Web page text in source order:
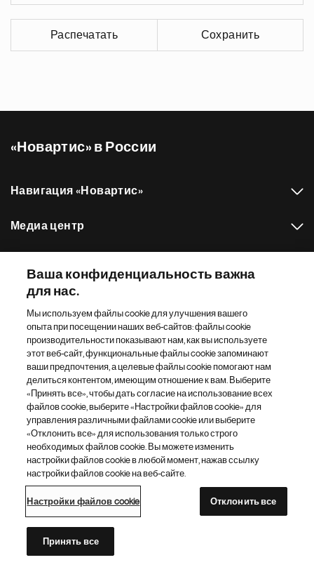
Распечатать Сохранить
«Новартис» в России
Навигация «Новартис»
Медиа центр
Другие сайты «Новартис»
Footer Site Search
Footer
Bottom
© 2026 Novartis AG
Политика конфиденциальности
Правила использования
Настройки файлов cookie
Карта сайта
Доступность Интернета
Каталог сайтов «Новартис»
Этот сайт предназначен для граждан Российской Федерации
Ваша конфиденциальность важна
для нас.
Мы используем файлы cookie для улучшения вашего
опыта при посещении наших веб-сайтов: файлы cookie
производительности показывают нам, как вы используете
этот веб-сайт, функциональные файлы cookie запоминают
ваши предпочтения, а целевые файлы cookie помогают нам
делиться контентом, имеющим отношение к вам. Выберите
«Принять все», чтобы дать согласие на использование всех
файлов cookie, выберите «Настройки файлов cookie» для
управления различными файлами cookie или выберите
«Отклонить все» для использования только строго
необходимых файлов cookie. Вы можете изменить
настройки файлов cookie в любой момент, нажав ссылку
настройки файлов cookie на веб-сайте.
Настройки файлов cookie Отклонить все
Принять все